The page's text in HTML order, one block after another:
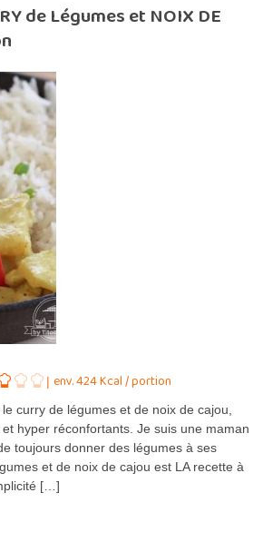
de Légumes et NOIX DE
env. 424 Kcal / portion
curry de légumes et de noix de cajou,
hyper réconfortants. Je suis une maman
toujours donner des légumes à ses
et de noix de cajou est LA recette à
[…]